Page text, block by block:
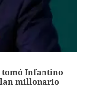
tomó Infantino
millonario